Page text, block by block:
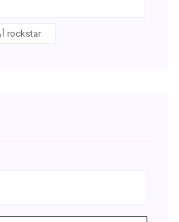
أين تنزيل ألعاب الكمبيوتر rockstar